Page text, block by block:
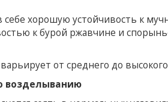
себе хорошую устойчивость к
к бурой ржавчине и
от среднего до
возделыванию